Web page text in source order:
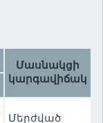
Մասնակցի
կարգավիճակ
Մերժված